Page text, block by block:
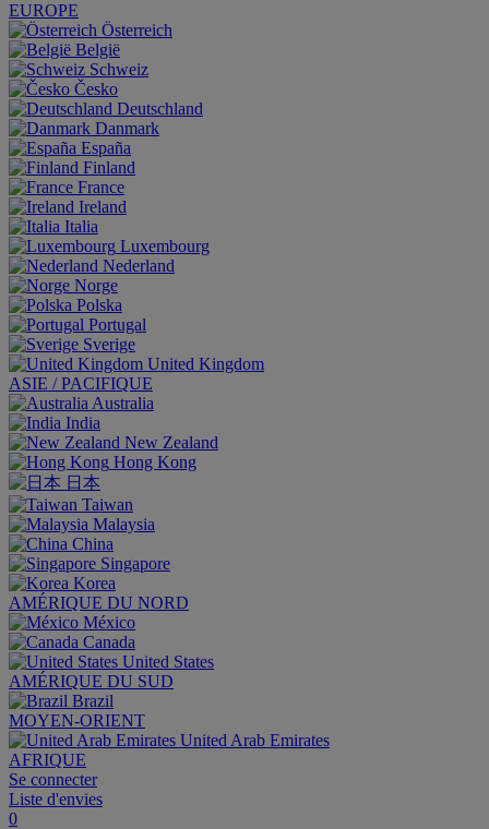
EUROPE
Österreich
België
Schweiz
Česko
Deutschland
Danmark
España
Finland
France
Ireland
Italia
Luxembourg
Nederland
Norge
Polska
Portugal
Sverige
United Kingdom
ASIE / PACIFIQUE
Australia
India
New Zealand
Hong Kong
日本
Taiwan
Malaysia
China
Singapore
Korea
AMÉRIQUE DU NORD
México
Canada
United States
AMÉRIQUE DU SUD
Brazil
MOYEN-ORIENT
United Arab Emirates
AFRIQUE
Se connecter
Liste d'envies
0